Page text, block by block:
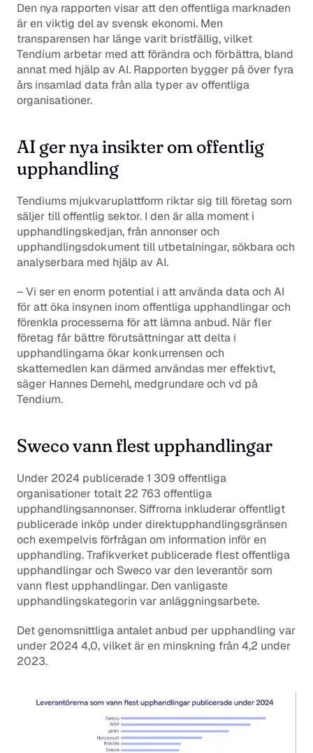
Den nya rapporten visar att den offentliga marknaden
är en viktig del av svensk ekonomi. Men
transparensen har länge varit bristfällig, vilket
Tendium arbetar med att förändra och förbättra, bland
annat med hjälp av AI. Rapporten bygger på över fyra
års insamlad data från alla typer av offentliga
organisationer.
AI ger nya insikter om offentlig
upphandling
Tendiums mjukvaruplattform riktar sig till företag som
säljer till offentlig sektor. I den är alla moment i
upphandlingskedjan, från annonser och
upphandlingsdokument till utbetalningar, sökbara och
analyserbara med hjälp av AI.
– Vi ser en enorm potential i att använda data och AI
för att öka insynen inom offentliga upphandlingar och
förenkla processerna för att lämna anbud. När fler
företag får bättre förutsättningar att delta i
upphandlingarna ökar konkurrensen och
skattemedlen kan därmed användas mer effektivt,
säger Hannes Dernehl, medgrundare och vd på
Tendium.
Sweco vann flest upphandlingar
Under 2024 publicerade 1 309 offentliga
organisationer totalt 22 763 offentliga
upphandlingsannonser. Siffrorna inkluderar offentligt
publicerade inköp under direktupphandlingsgränsen
och exempelvis förfrågan om information inför en
upphandling. Trafikverket publicerade flest offentliga
upphandlingar och Sweco var den leverantör som
vann flest upphandlingar. Den vanligaste
upphandlingskategorin var anläggningsarbete.
Det genomsnittliga antalet anbud per upphandling var
under 2024 4,0, vilket är en minskning från 4,2 under
2023.